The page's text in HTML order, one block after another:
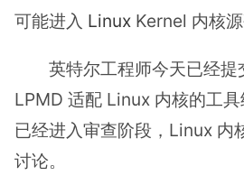
可能进入 Linux Kernel 内核源
英特尔工程师今天已经提
LPMD 适配 Linux 内核的工
已经进入审查阶段，Linux 内
讨论。